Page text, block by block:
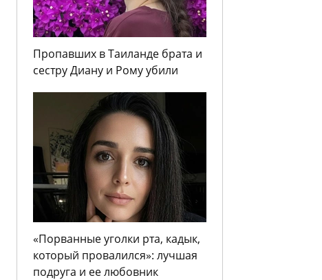
Пропавших в Таиланде брата и
сестру Диану и Рому убили
«Порванные уголки рта, кадык,
который провалился»: лучшая
подруга и ее любовник